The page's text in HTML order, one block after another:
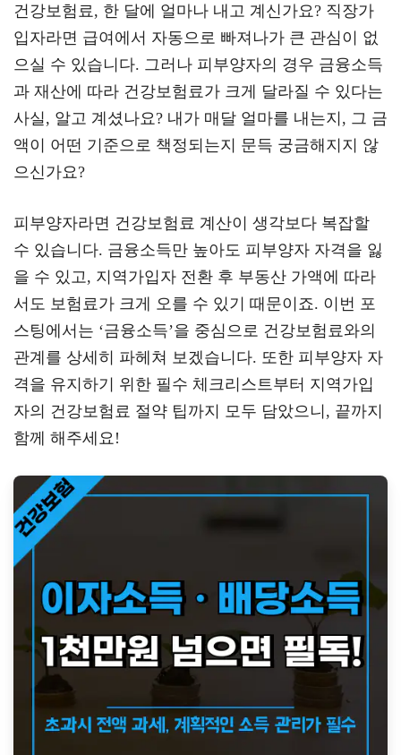
gr
a
m
tt
er
eb
oo
k
건강보험료, 한 달에 얼마나 내고 계신가요? 직장가
입자라면 급여에서 자동으로 빠져나가 큰 관심이 없
으실 수 있습니다. 그러나 피부양자의 경우 금융소득
과 재산에 따라 건강보험료가 크게 달라질 수 있다는
사실, 알고 계셨나요? 내가 매달 얼마를 내는지, 그 금
액이 어떤 기준으로 책정되는지 문득 궁금해지지 않
으신가요?
피부양자라면 건강보험료 계산이 생각보다 복잡할
수 있습니다. 금융소득만 높아도 피부양자 자격을 잃
을 수 있고, 지역가입자 전환 후 부동산 가액에 따라
서도 보험료가 크게 오를 수 있기 때문이죠. 이번 포
스팅에서는 ‘금융소득’을 중심으로 건강보험료와의
관계를 상세히 파헤쳐 보겠습니다. 또한 피부양자 자
격을 유지하기 위한 필수 체크리스트부터 지역가입
자의 건강보험료 절약 팁까지 모두 담았으니, 끝까지
함께 해주세요!